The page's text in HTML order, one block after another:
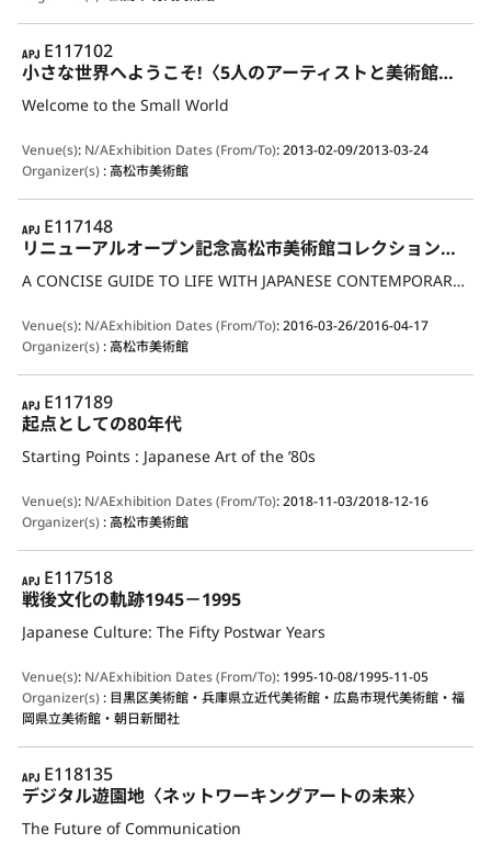
APJ
E117102
小さな世界へようこそ!〈5人のアーティストと美術館コレクションのすてきな出会い〉
Welcome to the Small World
Venue(s): N/AExhibition Dates (From/To):2013-02-09/2013-03-24
Organizer(s):高松市美術館
APJ
E117148
リニューアルオープン記念高松市美術館コレクション展〈いま知りたい、私たちの「現代アート」〉
A CONCISE GUIDE TO LIFE WITH JAPANESE CONTEMPORARY ART－THE COLLECTION OF TAKAMATSU ART MUSEUM－
Venue(s): N/AExhibition Dates (From/To):2016-03-26/2016-04-17
Organizer(s):高松市美術館
APJ
E117189
起点としての80年代
Starting Points : Japanese Art of the ’80s
Venue(s): N/AExhibition Dates (From/To):2018-11-03/2018-12-16
Organizer(s):高松市美術館
APJ
E117518
戦後文化の軌跡1945－1995
Japanese Culture: The Fifty Postwar Years
Venue(s): N/AExhibition Dates (From/To): 1995-10-08/1995-11-05
Organizer(s): 目黒区美術館・兵庫県立近代美術館・広島市現代美術館・福
岡県立美術館・朝日新聞社
APJ
E118135
デジタル遊園地〈ネットワーキングアートの未来〉
The Future of Communication